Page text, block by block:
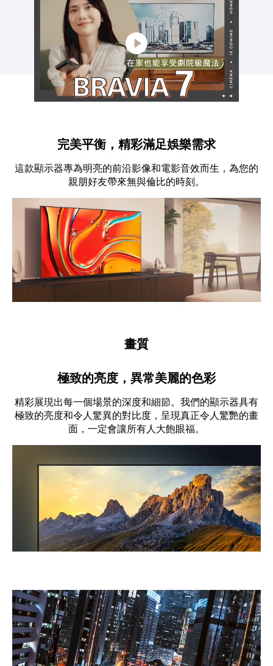
完美平衡，精彩滿足娛樂需求
這款顯示器專為明亮的前沿影像和電影音效而生，為您的
親朋好友帶來無與倫比的時刻。
畫質
極致的亮度，異常美麗的色彩
精彩展現出每一個場景的深度和細節。我們的顯示器具有
極致的亮度和令人驚異的對比度，呈現真正令人驚艷的畫
面，一定會讓所有人大飽眼福。